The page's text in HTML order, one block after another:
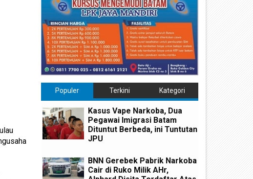
Populer Terkini Kategori
Kasus Vape Narkoba, Dua
Pegawai Imigrasi Batam
Dituntut Berbeda, ini Tuntutan
JPU
BNN Gerebek Pabrik Narkoba
Cair di Ruko Milik AHr,